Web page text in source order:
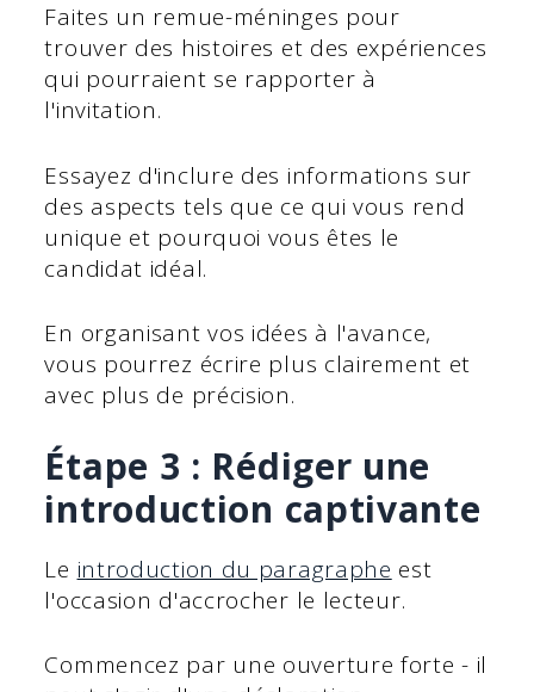
Faites un remue-méninges pour
trouver des histoires et des expériences
qui pourraient se rapporter à
l'invitation.
Essayez d'inclure des informations sur
des aspects tels que ce qui vous rend
unique et pourquoi vous êtes le
candidat idéal.
En organisant vos idées à l'avance,
vous pourrez écrire plus clairement et
avec plus de précision.
Étape 3 : Rédiger une
introduction captivante
Le introduction du paragraphe est
l'occasion d'accrocher le lecteur.
Commencez par une ouverture forte - il